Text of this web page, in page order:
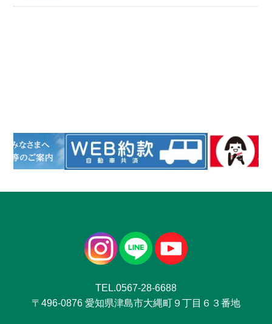
TEL.0567-28-6688
〒496-0876 愛知県津島市大縄町９丁目６３番地